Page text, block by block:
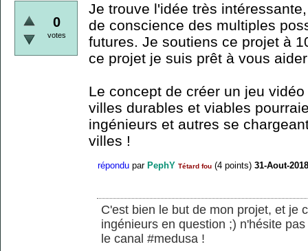
0
votes
Je trouve l'idée très
de conscience des multiples
futures. Je soutiens ce projet à
ce projet je suis prêt à vous
Le concept de créer un jeu
villes durables et viables
ingénieurs et autres se
villes !
répondu par PephY Tétard fou (4 points) 31-Aout-2018
C'est bien le but de mon projet, et je
ingénieurs en question ;) n'hésite
le canal #medusa !